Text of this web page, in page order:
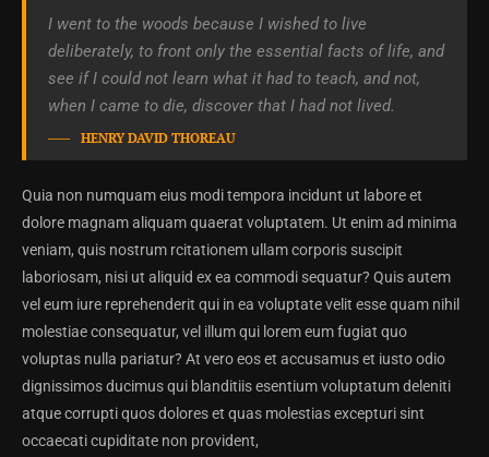
I went to the woods because I wished to live
deliberately, to front only the essential facts of life, and
see if I could not learn what it had to teach, and not,
when I came to die, discover that I had not lived.
HENRY DAVID THOREAU
Quia non numquam eius modi tempora incidunt ut labore et
dolore magnam aliquam quaerat voluptatem. Ut enim ad minima
veniam, quis nostrum rcitationem ullam corporis suscipit
laboriosam, nisi ut aliquid ex ea commodi sequatur? Quis autem
vel eum iure reprehenderit qui in ea voluptate velit esse quam nihil
molestiae consequatur, vel illum qui lorem eum fugiat quo
voluptas nulla pariatur? At vero eos et accusamus et iusto odio
dignissimos ducimus qui blanditiis esentium voluptatum deleniti
atque corrupti quos dolores et quas molestias excepturi sint
occaecati cupiditate non provident,